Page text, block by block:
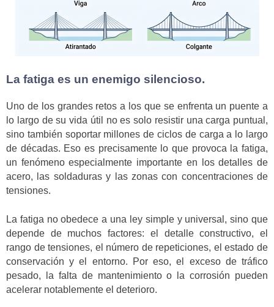
La fatiga es un enemigo silencioso.
Uno de los grandes retos a los que se enfrenta un puente a
lo largo de su vida útil no es solo resistir una carga puntual,
sino también soportar millones de ciclos de carga a lo largo
de décadas. Eso es precisamente lo que provoca la fatiga,
un fenómeno especialmente importante en los detalles de
acero, las soldaduras y las zonas con concentraciones de
tensiones.
La fatiga no obedece a una ley simple y universal, sino que
depende de muchos factores: el detalle constructivo, el
rango de tensiones, el número de repeticiones, el estado de
conservación y el entorno. Por eso, el exceso de tráfico
pesado, la falta de mantenimiento o la corrosión pueden
acelerar notablemente el deterioro.